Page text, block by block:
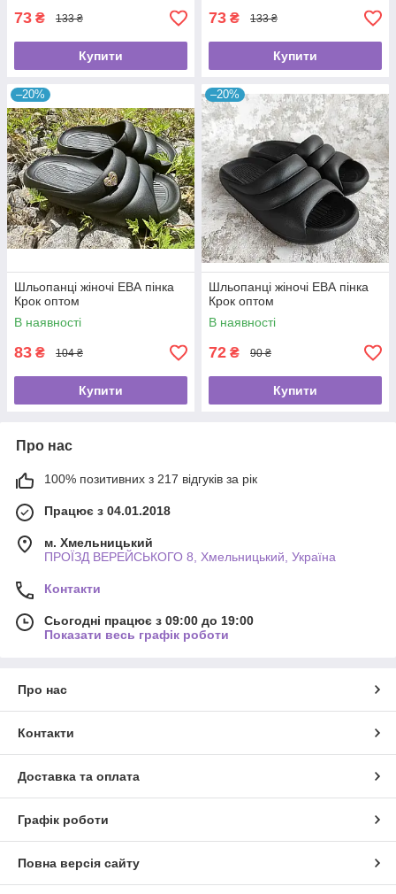
73 ₴ 133 ₴
Купити
73 ₴ 133 ₴
Купити
–20%
Шльопанці жіночі ЕВА пінка
Крок оптом
В наявності
83 ₴ 104 ₴
Купити
–20%
Шльопанці жіночі ЕВА пінка
Крок оптом
В наявності
72 ₴ 90 ₴
Купити
Про нас
100% позитивних з 217 відгуків за рік
Працює з 04.01.2018
м. Хмельницький
ПРОЇЗД ВЕРЕЙСЬКОГО 8, Хмельницький, Україна
Контакти
Сьогодні працює з 09:00 до 19:00
Показати весь графік роботи
Про нас
Контакти
Доставка та оплата
Графік роботи
Повна версія сайту